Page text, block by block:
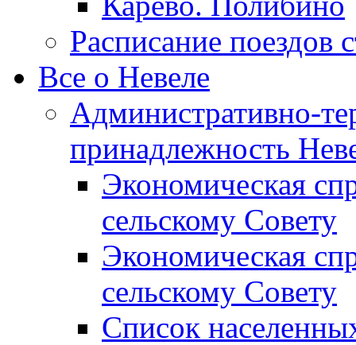
Расписание поездов
Все о Невеле
Административно-
принадлежность
Экономическая
сельскому Совету
Экономическая
сельскому Совету
Список